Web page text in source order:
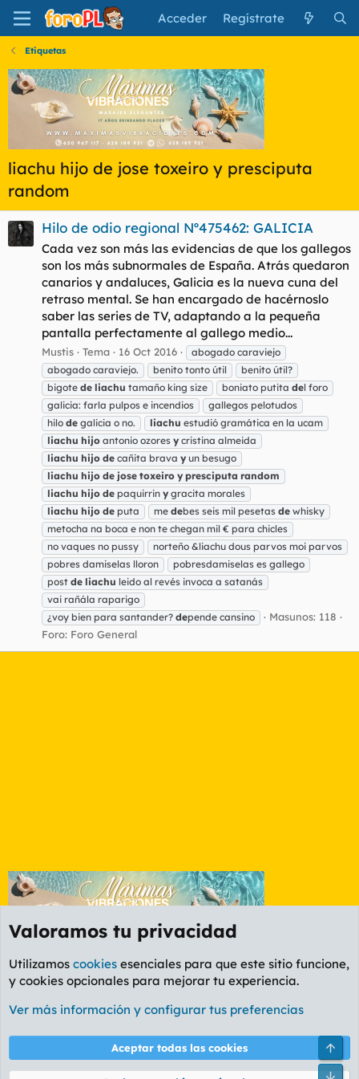
Acceder Regístrate
Etiquetas
liachu hijo de jose toxeiro y presciputa
random
Hilo de odio regional Nº475462: GALICIA
Cada vez son más las evidencias de que los gallegos
son los más subnormales de España. Atrás quedaron
canarios y andaluces, Galicia es la nueva cuna del
retraso mental. Se han encargado de hacérnoslo
saber las series de TV, adaptando a la pequeña
pantalla perfectamente al gallego medio...
Mustis Tema 16 Oct 2016
abogado caraviejo
abogado caraviejo.
benito tonto útil
benito útil?
bigote de liachu tamaño king size boniato putita del foro
galicia: farla pulpos e incendios
gallegos pelotudos
hilo de galicia o no. liachu estudió gramática en la ucam
liachu hijo antonio ozores y cristina almeida
liachu hijo de cañita brava y un besugo
liachu hijo de jose toxeiro y presciputa random
liachu hijo de paquirrin y gracita morales
liachu hijo de puta me debes seis mil pesetas de whisky
metocha na boca e non te chegan mil € para chicles
no vaques no pussy
norteño &liachu dous parvos moi parvos
pobres damiselas lloron
pobresdamiselas es gallego
post de liachu leido al revés invoca a satanás
vai rañála raparigo
¿voy bien para santander? depende cansino
Masunos: 118
Foro: Foro General
Etiquetas
Cookies
PL OLDSTYLE AMARILLO
Términos y reglas Política de privacidad Ayuda
Valoramos tu privacidad
Utilizamos cookies esenciales para que este sitio funcione,
y cookies opcionales para mejorar tu experiencia.
Ver más información y configurar tus preferencias
Aceptar todas las cookies
Pie